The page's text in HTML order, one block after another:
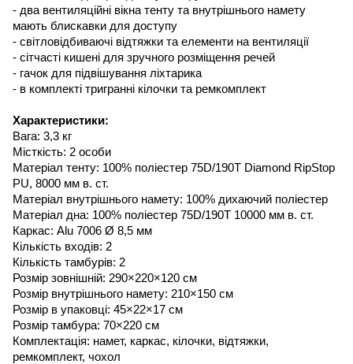
- два вентиляційні вікна тенту та внутрішнього намету
мають блискавки для доступу
- світловідбиваючі відтяжки та елементи на вентиляції
- сітчасті кишені для зручного розміщення речей
- гачок для підвішування ліхтарика
- в комплекті тригранні кілочки та ремкомплект
Характеристики:
Вага: 3,3 кг
Місткість: 2 особи
Матеріал тенту: 100% поліестер 75D/190T Diamond RipStop
PU, 8000 мм в. ст.
Матеріал внутрішнього намету: 100% дихаючий поліестер
Матеріал дна: 100% поліестер 75D/190T 10000 мм в. ст.
Каркас: Alu 7006 Ø 8,5 мм
Кількість входів: 2
Кількість тамбурів: 2
Розмір зовнішній: 290×220×120 см
Розмір внутрішнього намету: 210×150 см
Розмір в упаковці: 45×22×17 см
Розмір тамбура: 70×220 см
Комплектація: намет, каркас, кілочки, відтяжки,
ремкомплект, чохол